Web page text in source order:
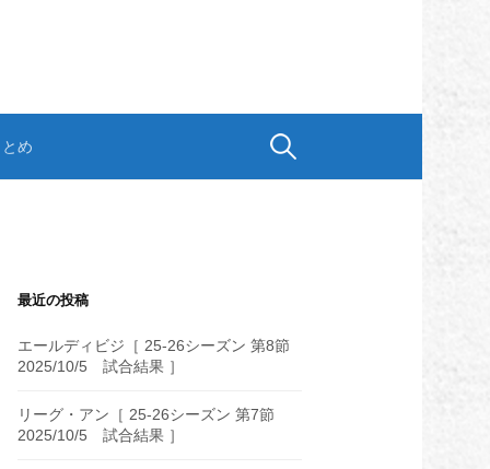
め 検
最近の投稿
エールディビジ［ 25-26シーズン 第8節
2025/10/5 試合結果 ］
リーグ・アン［ 25-26シーズン 第7節
2025/10/5 試合結果 ］